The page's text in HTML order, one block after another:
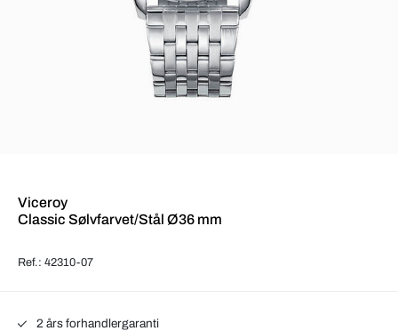
Viceroy
Classic Sølvfarvet/Stål Ø36 mm
Ref.: 42310-07
2 års forhandlergaranti